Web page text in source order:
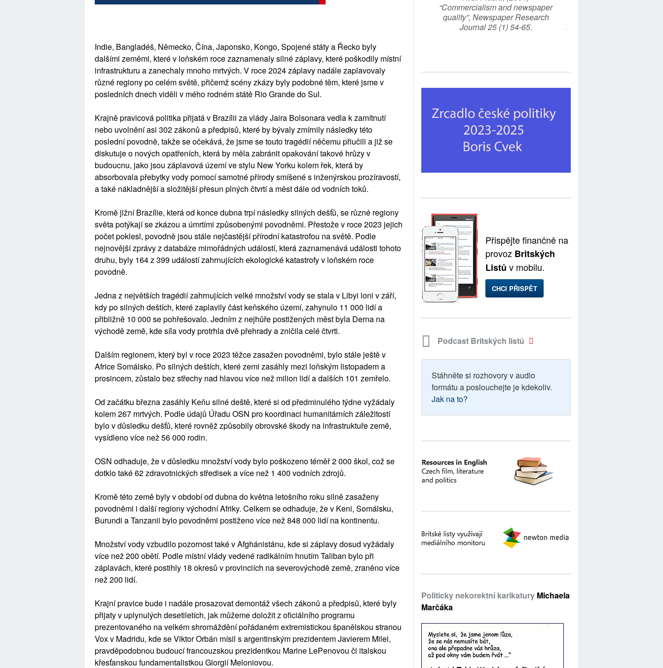
Indie, Bangladéš, Německo, Čína, Japonsko, Kongo, Spojené státy a Řecko byly
dalšími zeměmi, které v loňském roce zaznamenaly silné záplavy, které poškodily místní
infrastrukturu a zanechaly mnoho mrtvých. V roce 2024 záplavy nadále zaplavovaly
různé regiony po celém světě, přičemž scény zkázy byly podobné těm, které jsme v
posledních dnech viděli v mého rodném státě Rio Grande do Sul.
Krajně pravicová politika přijatá v Brazílii za vlády Jaira Bolsonara vedla k zamítnutí
nebo uvolnění asi 302 zákonů a předpisů, které by bývaly zmírnily následky této
poslední povodně, takže se očekává, že jsme se touto tragédií něčemu přiučili a již se
diskutuje o nových opatřeních, která by měla zabránit opakování takové hrůzy v
budoucnu, jako jsou záplavová území ve stylu New Yorku kolem řek, která by
absorbovala přebytky vody pomocí samotné přírody smíšené s inženýrskou prozíravostí,
a také nákladnější a složitější přesun plných čtvrtí a měst dále od vodních toků.
Kromě jižní Brazílie, která od konce dubna trpí následky silných dešťů, se různé regiony
světa potýkají se zkázou a úmrtími způsobenými povodněmi. Přestože v roce 2023 jejich
počet poklesl, povodně jsou stále nejčastější přírodní katastrofou na světě. Podle
nejnovější zprávy z databáze mimořádných událostí, která zaznamenává události tohoto
druhu, byly 164 z 399 událostí zahrnujících ekologické katastrofy v loňském roce
povodně.
Jedna z největších tragédií zahrnujících velké množství vody se stala v Libyi loni v září,
kdy po silných deštích, které zaplavily část keňského území, zahynulo 11 000 lidí a
přibližně 10 000 se pohřešovalo. Jedním z nejhůře postižených měst byla Derna na
východě země, kde síla vody protrhla dvě přehrady a zničila celé čtvrti.
Dalším regionem, který byl v roce 2023 těžce zasažen povodněmi, bylo stále ještě v
Africe Somálsko. Po silných deštích, které zemi zasáhly mezi loňským listopadem a
prosincem, zůstalo bez střechy nad hlavou více než milion lidí a dalších 101 zemřelo.
Od začátku března zasáhly Keňu silné deště, které si od předminulého týdne vyžádaly
kolem 267 mrtvých. Podle údajů Úřadu OSN pro koordinaci humanitárních záležitostí
bylo v důsledku dešťů, které rovněž způsobily obrovské škody na infrastruktuře země,
vysídleno více než 56 000 rodin.
OSN odhaduje, že v důsledku množství vody bylo poškozeno téměř 2 000 škol, což se
dotklo také 62 zdravotnických středisek a více než 1 400 vodních zdrojů.
Kromě této země byly v období od dubna do května letošního roku silně zasaženy
povodněmi i další regiony východní Afriky. Celkem se odhaduje, že v Keni, Somálsku,
Burundi a Tanzanii bylo povodněmi postiženo více než 848 000 lidí na kontinentu.
Množství vody vzbudilo pozornost také v Afghánistánu, kde si záplavy dosud vyžádaly
více než 200 obětí. Podle místní vlády vedené radikálním hnutím Taliban bylo při
záplavách, které postihly 18 okresů v provinciích na severovýchodě země, zraněno více
než 200 lidí.
Krajní pravice bude i nadále prosazovat demontáž všech zákonů a předpisů, které byly
přijaty v uplynulých desetiletích, jak můžeme doložit z oficiálního programu
prezentovaného na velkém shromáždění pořádaném extremistickou španělskou stranou
Vox v Madridu, kde se Viktor Orbán mísil s argentinským prezidentem Javierem Milei,
pravděpodobnou budoucí francouzskou prezidentkou Marine LePenovou či italskou
křesťanskou fundamentalistkou Giorgií Meloniovou.
“Commercialism and newspaper
quality”, Newspaper Research
Journal 25 (1) 54-65.
Přispějte finančně na
provoz Britských
Listů v mobilu.
CHCI PŘISPĚT
Podcast Britských listů
Stáhněte si rozhovory v audio
formátu a poslouchejte je kdekoliv.
Jak na to?
Politicky nekorektní karikatury Michaela
Marčáka